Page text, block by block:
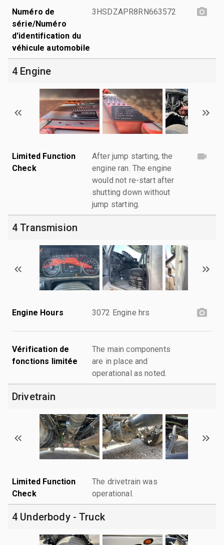
Numéro de
série/Numéro
d'identification du
véhicule automobile
3HSDZAPR8RN663572
4 Engine
Limited Function
Check
After jump starting, the
engine ran. The engine
would not re-start after
shutting down without
jump starting.
4 Transmision
Engine Hours 3072 Engine hrs
Vérification de
fonctions limitée
The main components
are in place and
operational as noted.
Drivetrain
Limited Function
Check
The drivetrain was
operational.
4 Underbody - Truck